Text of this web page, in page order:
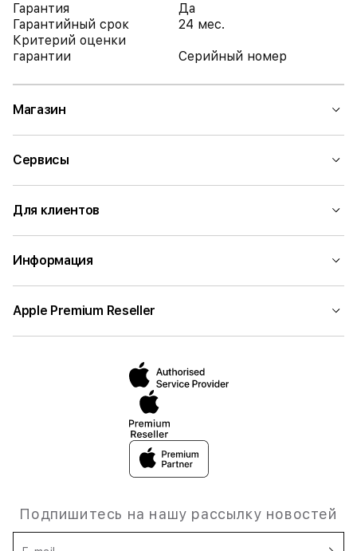
Гарантия
Да
Гарантийный срок
24 мес.
Критерий оценки
гарантии
Серийный номер
Магазин
Сервисы
Для клиентов
Информация
Apple Premium Reseller
Подпишитесь на нашу рассылку новостей